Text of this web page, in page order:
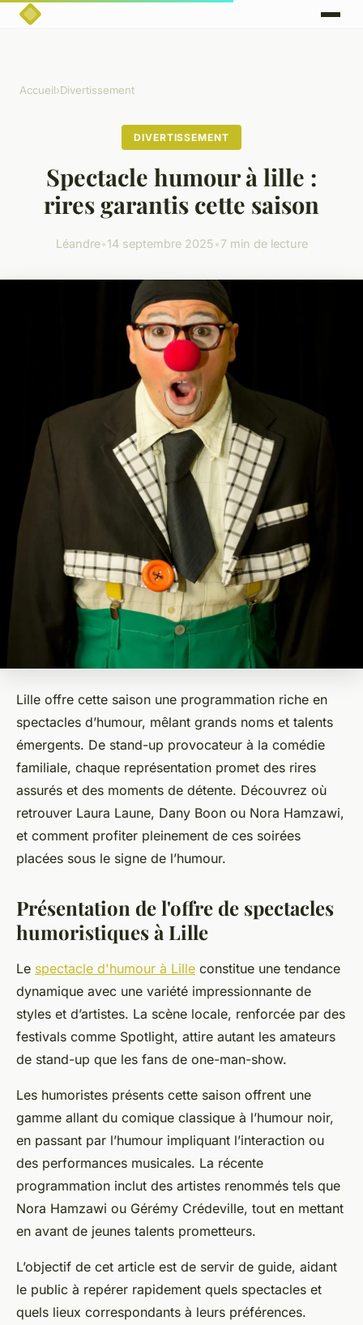
Accueil›Divertissement
DIVERTISSEMENT
Spectacle humour à lille :
rires garantis cette saison
Léandre•14 septembre 2025•7 min de lecture
Lille offre cette saison une programmation riche en
spectacles d’humour, mêlant grands noms et talents
émergents. De stand-up provocateur à la comédie
familiale, chaque représentation promet des rires
assurés et des moments de détente. Découvrez où
retrouver Laura Laune, Dany Boon ou Nora Hamzawi,
et comment profiter pleinement de ces soirées
placées sous le signe de l’humour.
Présentation de l'offre de spectacles
humoristiques à Lille
Le spectacle d'humour à Lille constitue une tendance
dynamique avec une variété impressionnante de
styles et d’artistes. La scène locale, renforcée par des
festivals comme Spotlight, attire autant les amateurs
de stand-up que les fans de one-man-show.
Les humoristes présents cette saison offrent une
gamme allant du comique classique à l’humour noir,
en passant par l’humour impliquant l’interaction ou
des performances musicales. La récente
programmation inclut des artistes renommés tels que
Nora Hamzawi ou Gérémy Crédeville, tout en mettant
en avant de jeunes talents prometteurs.
L’objectif de cet article est de servir de guide, aidant
le public à repérer rapidement quels spectacles et
quels lieux correspondants à leurs préférences.